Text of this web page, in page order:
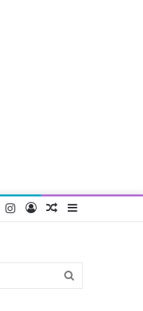
Random
Log
Instagram
YouTube